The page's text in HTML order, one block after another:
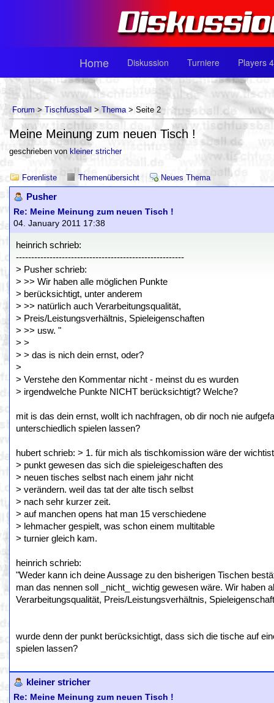
Home Diskussion Turniere Players
Forum > Tischfussball > Thema> Seite 2
Meine Meinung zum neuen Tisch !
geschrieben von kleiner stricher
Forenliste Themenübersicht Neues Thema
Pusher
Re: Meine Meinung zum neuen Tisch !
04. January 2011 17:38
heinrich schrieb:
-------------------------------------------------------
> Pusher schrieb:
> >> Wir haben alle möglichen Punkte
> berücksichtigt, unter anderem
> >> natürlich auch Verarbeitungsqualität,
> Preis/Leistungsverhältnis, Spieleigenschaften
> >> usw. "
> >
> > das is nich dein ernst, oder?
>
> Verstehe den Kommentar nicht - meinst du es wurden
> irgendwelche Punkte NICHT berücksichtigt? Welche?
mit is das dein ernst, wollt ich nachfragen, ob dir noch nie
unterschiedlich spielen lassen?
hubert schrieb: > 1. für mich als tischkomission wäre der
> punkt gewesen das sich die spieleigeschaften des
> neuen tisches selbst nach einem jahr nicht
> verändern. weil das tat der alte tisch selbst
> nach sehr kurzer zeit.
> auf manchen opens hat man 15 verschiedene
> lehmacher gespielt, was schon einem multitable
> turnier gleich kam.
heinrich schrieb:
"Weder kann ich deine Aussage zu den bisherigen Tischen
man das nennen soll _nicht_ wichtig gewesen wäre. Wir haben
Verarbeitungsqualität, Preis/Leistungsverhältnis,
wurde denn der punkt berücksichtigt, dass sich die tische auf
spielen lassen?
kleiner stricher
Re: Meine Meinung zum neuen Tisch !